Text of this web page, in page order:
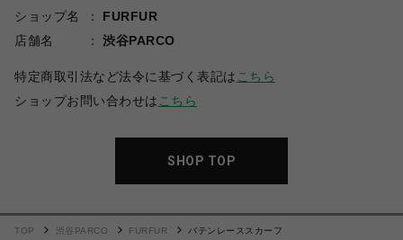
ショップ名
FURFUR
店舗名
渋谷PARCO
特定商取引法など法令に基づく表記は こちら
ショップお問い合わせは こちら
SHOP TOP
TOP 渋谷PARCO FURFUR バテンレーススカーフ